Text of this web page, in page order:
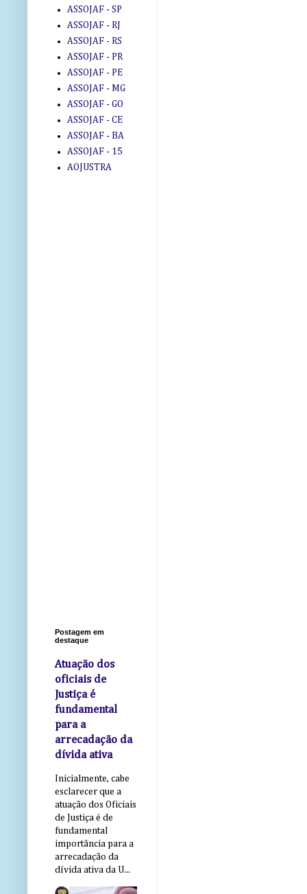
ASSOJAF - SP
ASSOJAF - RJ
ASSOJAF - RS
ASSOJAF - PR
ASSOJAF - PE
ASSOJAF - MG
ASSOJAF - GO
ASSOJAF - CE
ASSOJAF - BA
ASSOJAF - 15
AOJUSTRA
Postagem em
destaque
Atuação dos
oficiais de
Justiça é
fundamental
para a
arrecadação da
dívida ativa
Inicialmente, cabe
esclarecer que a
atuação dos Oficiais
de Justiça é de
fundamental
importância para a
arrecadação da
dívida ativa da U...